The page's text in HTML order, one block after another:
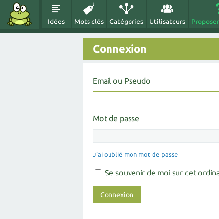
Idées Mots clés Catégories Utilisateurs
Connexion
Email ou Pseudo
Mot de passe
J'ai oublié mon mot de passe
Se souvenir de moi sur cet